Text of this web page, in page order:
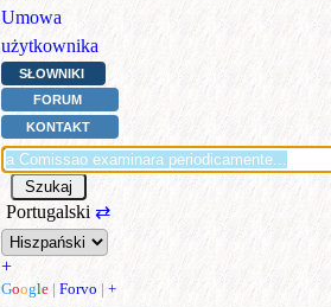
Umowa
użytkownika
SŁOWNIKI
FORUM
KONTAKT
Portugalski ⇄
+
Google | Forvo | +